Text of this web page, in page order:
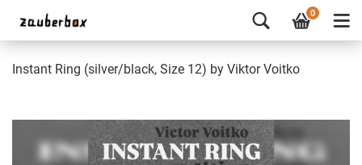
0
Instant Ring (silver/black, Size 12) by Viktor Voitko